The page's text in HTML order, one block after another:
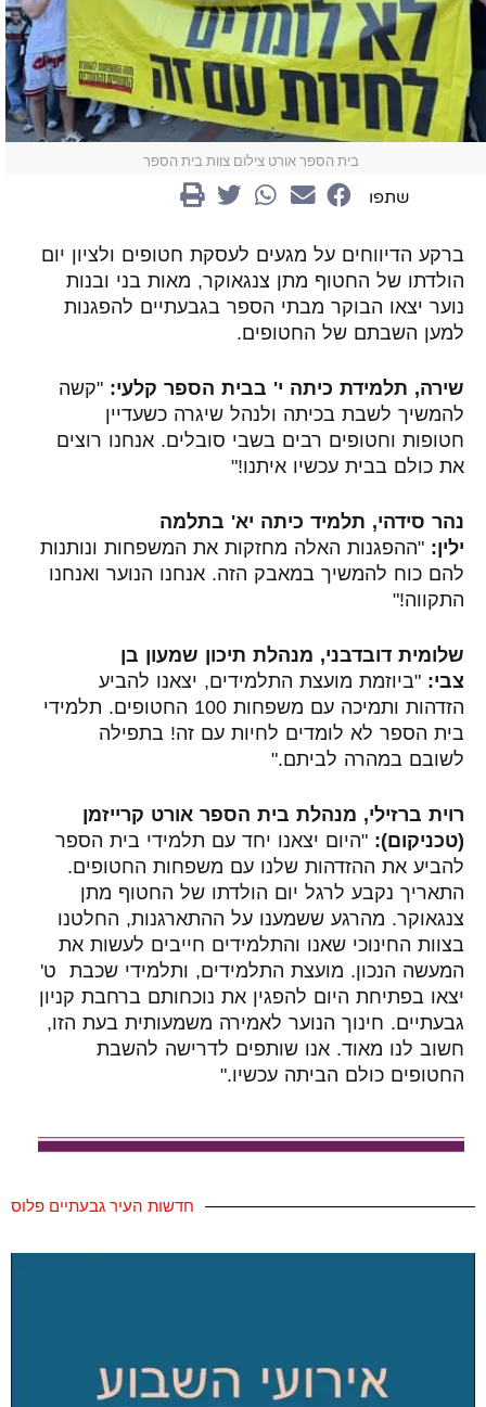
בית הספר אורט צילום צוות בית הספר
שתפו
ברקע הדיווחים על מגעים לעסקת חטופים ולציון יום
הולדתו של החטוף מתן צנגאוקר, מאות בני ובנות
נוער יצאו הבוקר מבתי הספר בגבעתיים להפגנות
למען השבתם של החטופים.
שירה, תלמידת כיתה י' בבית הספר קלעי: "קשה
להמשיך לשבת בכיתה ולנהל שיגרה כשעדיין
חטופות וחטופים רבים בשבי סובלים. אנחנו רוצים
את כולם בבית עכשיו איתנו!"
נהר סידהי, תלמיד כיתה יא' בתלמה
ילין: "ההפגנות האלה מחזקות את המשפחות ונותנות
להם כוח להמשיך במאבק הזה. אנחנו הנוער ואנחנו
התקווה!"
שלומית דובדבני, מנהלת תיכון שמעון בן
צבי: "ביוזמת מועצת התלמידים, יצאנו להביע
הזדהות ותמיכה עם משפחות 100 החטופים. תלמידי
בית הספר לא לומדים לחיות עם זה! בתפילה
לשובם במהרה לביתם."
רוית ברזילי, מנהלת בית הספר אורט קרייזמן
(טכניקום): "היום יצאנו יחד עם תלמידי בית הספר
להביע את ההזדהות שלנו עם משפחות החטופים.
התאריך נקבע לרגל יום הולדתו של החטוף מתן
צנגאוקר. מהרגע ששמענו על ההתארגנות, החלטנו
בצוות החינוכי שאנו והתלמידים חייבים לעשות את
המעשה הנכון. מועצת התלמידים, ותלמידי שכבת ט'
יצאו בפתיחת היום להפגין את נוכחותם ברחבת קניון
גבעתיים. חינוך הנוער לאמירה משמעותית בעת הזו,
חשוב לנו מאוד. אנו שותפים לדרישה להשבת
החטופים כולם הביתה עכשיו."
חדשות העיר גבעתיים פלוס